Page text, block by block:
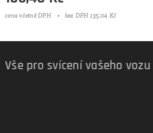
cena včetně DPH bez DPH 135,04 Kč
Vše pro svícení vašeho vozu